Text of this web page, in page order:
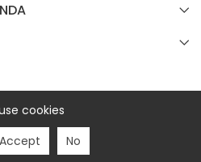
All Rights Reserved.
cookies
No